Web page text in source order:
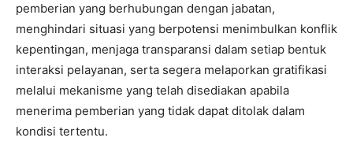
pemberian yang berhubungan dengan jabatan,
menghindari situasi yang berpotensi menimbulkan konflik
kepentingan, menjaga transparansi dalam setiap bentuk
interaksi pelayanan, serta segera melaporkan gratifikasi
melalui mekanisme yang telah disediakan apabila
menerima pemberian yang tidak dapat ditolak dalam
kondisi tertentu.